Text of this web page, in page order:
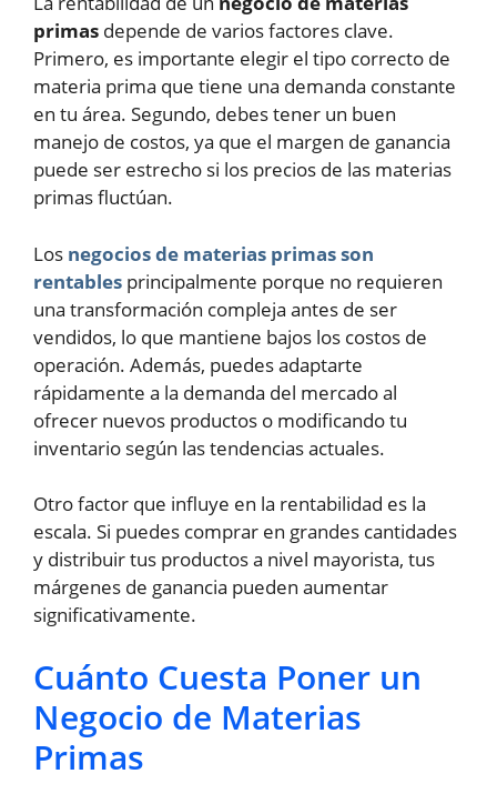
primas depende de varios factores clave.
Primero, es importante elegir el tipo correcto de
materia prima que tiene una demanda constante
en tu área. Segundo, debes tener un buen
manejo de costos, ya que el margen de ganancia
puede ser estrecho si los precios de las materias
primas fluctúan.
Los negocios de materias primas son
rentables principalmente porque no requieren
una transformación compleja antes de ser
vendidos, lo que mantiene bajos los costos de
operación. Además, puedes adaptarte
rápidamente a la demanda del mercado al
ofrecer nuevos productos o modificando tu
inventario según las tendencias actuales.
Otro factor que influye en la rentabilidad es la
escala. Si puedes comprar en grandes cantidades
y distribuir tus productos a nivel mayorista, tus
márgenes de ganancia pueden aumentar
significativamente.
Cuánto Cuesta Poner un
Negocio de Materias
Primas